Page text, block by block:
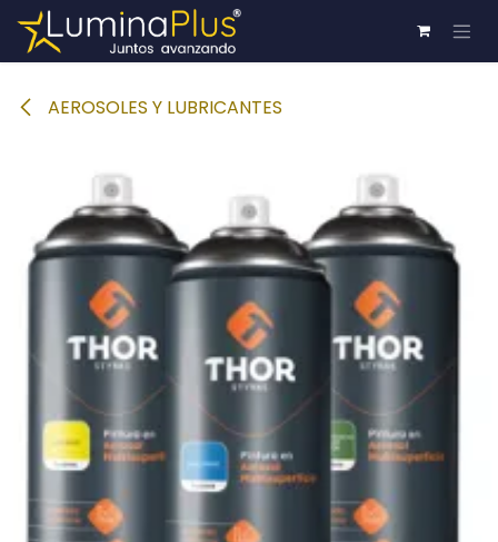
Ir al contenido
AEROSOLES Y LUBRICANTES